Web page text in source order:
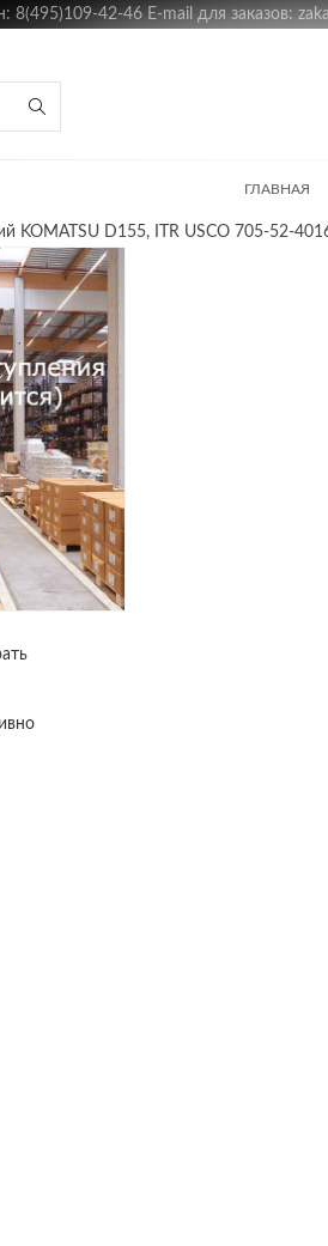
8(495)109-42-46 E-mail для заказов:
ГЛАВНАЯ
KOMATSU D155, ITR USCO 705-52-